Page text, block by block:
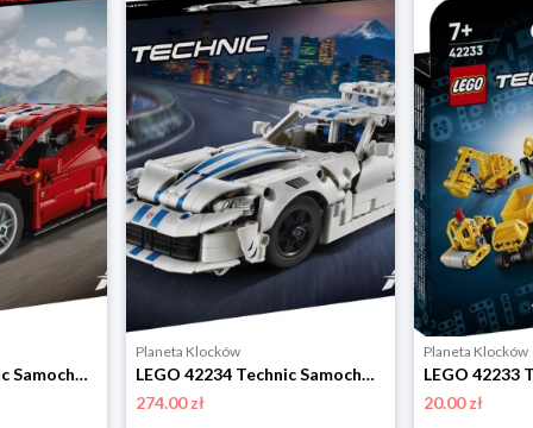
LEGO 42235 Technic Samochód Ferrari 488 Pista Lego
Planeta Klocków
LEGO 42234 Technic Samochód sportowy Dodge Viper GTS-R Lego
274.00 zł
Planeta Klocków
20.00 zł